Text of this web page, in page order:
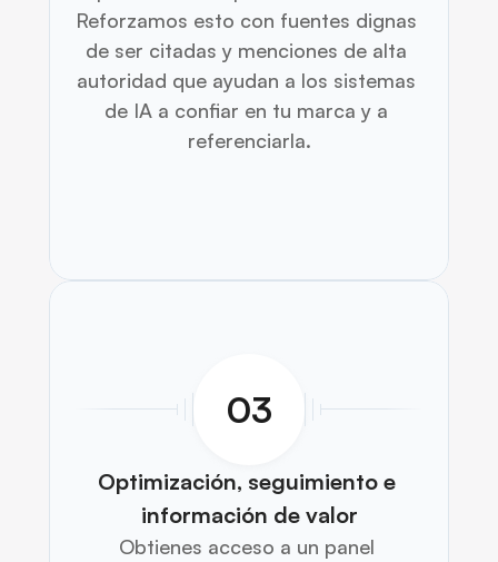
Reforzamos esto con fuentes dignas
de ser citadas y menciones de alta
autoridad que ayudan a los sistemas
de IA a confiar en tu marca y a
referenciarla.
03
Optimización, seguimiento e
información de valor
Obtienes acceso a un panel